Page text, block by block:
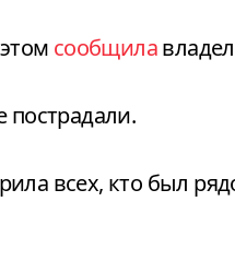
сообщила
пострадали.
всех, кто был